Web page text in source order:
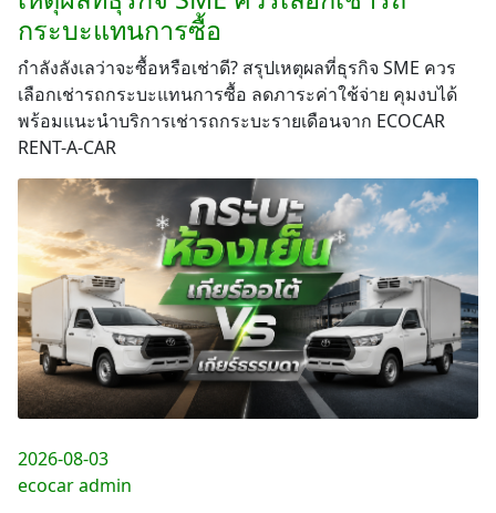
กระบะแทนการซื้อ
กำลังลังเลว่าจะซื้อหรือเช่าดี? สรุปเหตุผลที่ธุรกิจ SME ควร
เลือกเช่ารถกระบะแทนการซื้อ ลดภาระค่าใช้จ่าย คุมงบได้
พร้อมแนะนำบริการเช่ารถกระบะรายเดือนจาก ECOCAR
RENT-A-CAR
2026-08-03
ecocar admin